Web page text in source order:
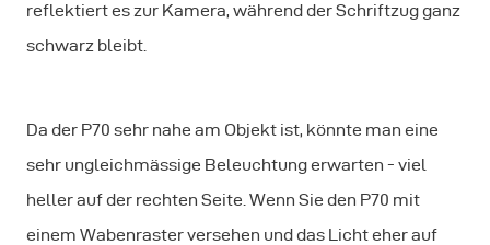
reflektiert es zur Kamera, während der Schriftzug ganz
schwarz bleibt.
Da der P70 sehr nahe am Objekt ist, könnte man eine
sehr ungleichmässige Beleuchtung erwarten - viel
heller auf der rechten Seite. Wenn Sie den P70 mit
einem Wabenraster versehen und das Licht eher auf